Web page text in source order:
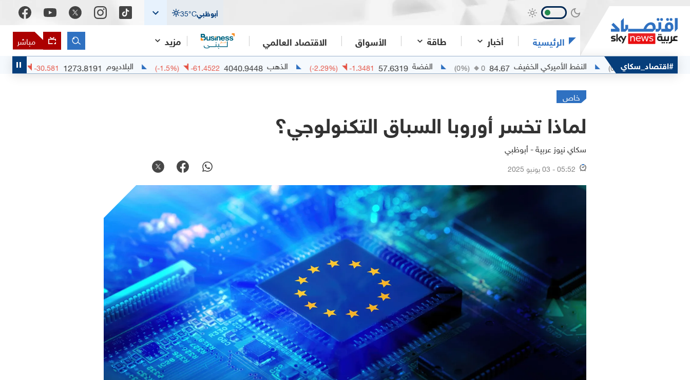
أبوظبي 35°C
الرئيسية أخبار طاقة الأسواق الاقتصاد العالمي مزيد مباشر
#اقتصاد_سكاي
(0%) النفط الأميركي الخفيف 84.67
0
(0%) الفضة 57.6319
-1.3481
(-2.29%) الذهب 4040.9448
-61.4522
(-1.5%) البلاديوم 1273.8191
-30.581
(-2.34%)
خاص
لماذا تخسر أوروبا السباق التكنولوجي؟
سكاي نيوز عربية - أبوظبي
05:52 - 03 يونيو 2025